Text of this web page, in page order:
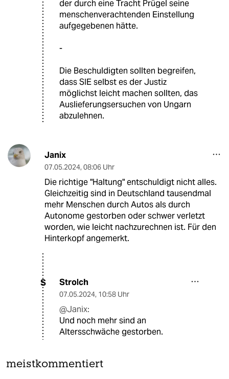
der durch eine Tracht Prügel seine
menschenverachtenden Einstellung
aufgegebenen hätte.
-
Die Beschuldigten sollten begreifen,
dass SIE selbst es der Justiz
möglichst leicht machen sollten, das
Auslieferungsersuchen von Ungarn
abzulehnen.
Janix
07.05.2024, 08:06 Uhr
Die richtige "Haltung" entschuldigt nicht alles.
Gleichzeitig sind in Deutschland tausendmal
mehr Menschen durch Autos als durch
Autonome gestorben oder schwer verletzt
worden, wie leicht nachzurechnen ist. Für den
Hinterkopf angemerkt.
S Strolch
07.05.2024, 10:58 Uhr
@Janix:
Und noch mehr sind an
Altersschwäche gestorben.
meistkommentiert